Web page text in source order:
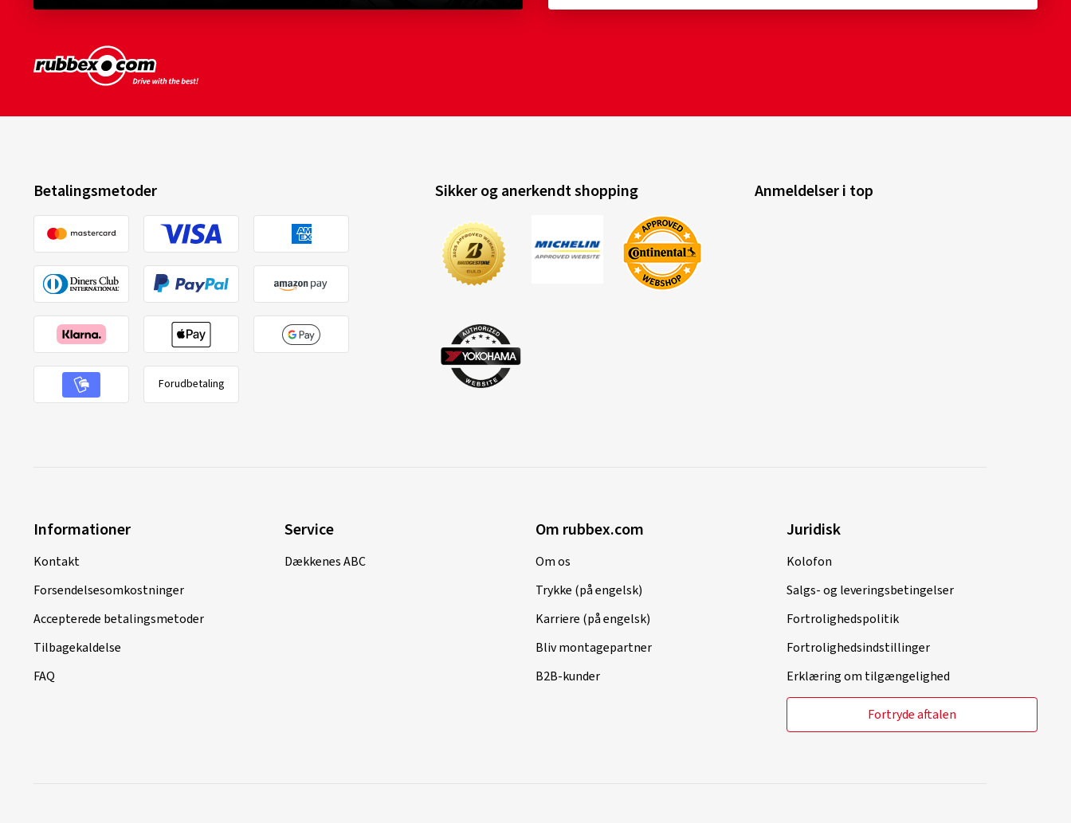
Betalingsmetoder
Forudbetaling
Sikker og anerkendt shopping Anmeldelser i top
Informationer
Kontakt
Forsendelsesomkostninger
Accepterede betalingsmetoder
Tilbagekaldelse
FAQ
Service
Dækkenes ABC
Om rubbex.com
Om os
Trykke (på engelsk)
Karriere (på engelsk)
Bliv montagepartner
B2B-kunder
Juridisk
Kolofon
Salgs- og leveringsbetingelser
Fortrolighedspolitik
Fortrolighedsindstillinger
Erklæring om tilgængelighed
Fortryde aftalen